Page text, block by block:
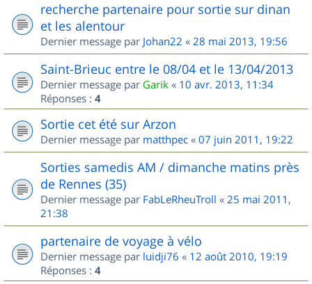
recherche partenaire pour sortie sur dinan
et les alentour
Dernier message par Johan22 « 28 mai 2013, 19:56
Saint-Brieuc entre le 08/04 et le 13/04/2013
Dernier message par Garik « 10 avr. 2013, 11:34
Réponses : 4
Sortie cet été sur Arzon
Dernier message par matthpec « 07 juin 2011, 19:22
Sorties samedis AM / dimanche matins près
de Rennes (35)
Dernier message par FabLeRheuTroll « 25 mai 2011,
21:38
partenaire de voyage à vélo
Dernier message par luidji76 « 12 août 2010, 19:19
Réponses : 4